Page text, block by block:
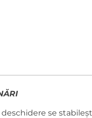
deschidere se